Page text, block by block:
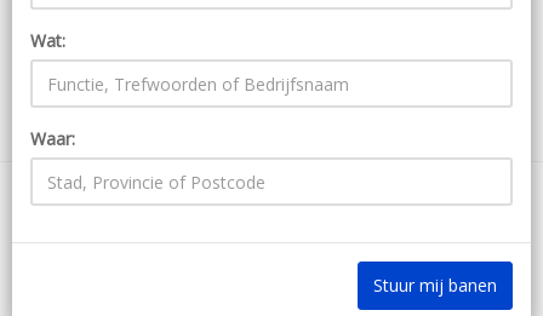
ZOEKEN
1148 Jobs bij Vermaat
Wat:
Waar:
Stuur mij banen